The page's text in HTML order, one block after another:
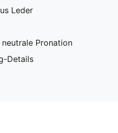
Leder
Pronation
Details